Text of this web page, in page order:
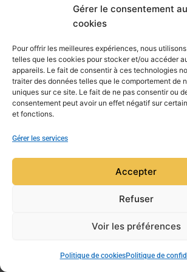
Gérer le consentement
cookies
Pour offrir les meilleures expériences, nous
telles que les cookies pour stocker et/ou accéder
appareils. Le fait de consentir à ces technologies
traiter des données telles que le comportement de
uniques sur ce site. Le fait de ne pas consentir ou
consentement peut avoir un effet négatif sur
et fonctions.
Gérer les services
Accepter
Refuser
Voir les préférences
Politique de cookiesPolitique de
Mens'amicalement
PRÉCÉDENT
Copyright © 2026 Mensa Aquitaine |